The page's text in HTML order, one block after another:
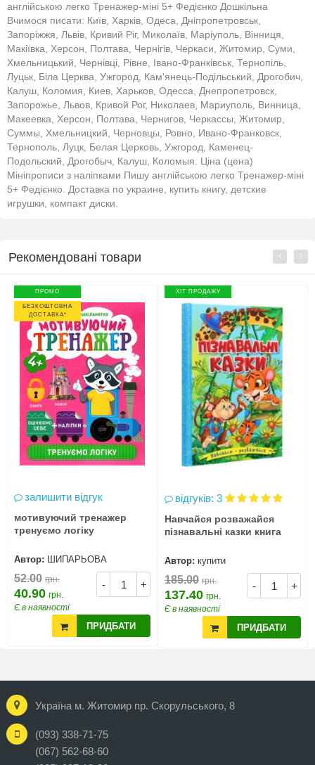
англійською легко Тренажер-міні 5+ Федієнко Дошкільна
Вчимося писати: Київ, Харків, Одеса, Дніпропетровськ,
Запоріжжя, Львів, Кривий Ріг, Миколаїв, Маріуполь, Вінниця,
Макіївка, Херсон, Полтава, Чернігів, Черкаси, Житомир, Суми,
Хмельницький, Чернівці, Рівне, Івано-Франківськ, Тернопіль,
Луцьк, Біла Церква, Ужгород, Кам'янець-Подільський, Дрогобич,
Калуш, Коломия, Киев, Харьков, Одесса, Днепропетровск,
Запорожье, Львов, Кривой Рог, Николаев, Мариуполь, Винница,
Макеевка, Херсон, Полтава, Чернигов, Черкассы, Житомир,
Суммы, Хмельницкий, Черновцы, Ровно, Ивано-Франковск,
Тернополь, Луцк, Белая Церковь, Ужгород, Каменец-
Подольский, Дрогобыч, Калуш, Коломыя. Ціна (цена)
Мініпрописи з наліпками Пишу англійською легко Тренажер-міні
5+ Федієнко. Доставка по украине, купить книгу, детские
игрушки, компакт диски.
Рекомендовані товари
ПРОМО
БЕЗКОШТОВНА
ДОСТАВКА*
залишити відгук
мотивуючий тренажер
тренуємо логіку
Автор: ШИПАРЬОВА
- +
52.00 грн.
40.90 грн.
Є в наявності
ПРИДБАТИ
ХІТ ПРОДАЖУ
відгуків: 3
Навчайся розважайся
пізнавальні казки книга
Автор: купити
- +
185.00 грн.
137.40 грн.
Є в наявності
ПРИДБАТИ
Україна м. Житомир пр. Скорульського, 8
(093) 338-71-75
(067) 562-68-60